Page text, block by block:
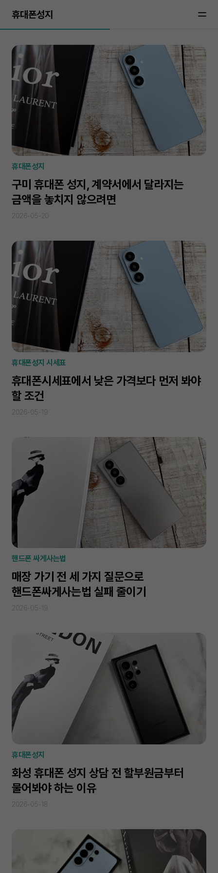
휴대폰성지
휴대폰성지
구미 휴대폰 성지, 계약서에서 달라지는
금액을 놓치지 않으려면
휴대폰성지 시세표
휴대폰시세표에서 낮은 가격보다 먼저 봐야
할 조건
핸드폰 싸게사는법
매장 가기 전 세 가지 질문으로
핸드폰싸게사는법 실패 줄이기
휴대폰성지
화성 휴대폰 성지 상담 전 할부원금부터
물어봐야 하는 이유